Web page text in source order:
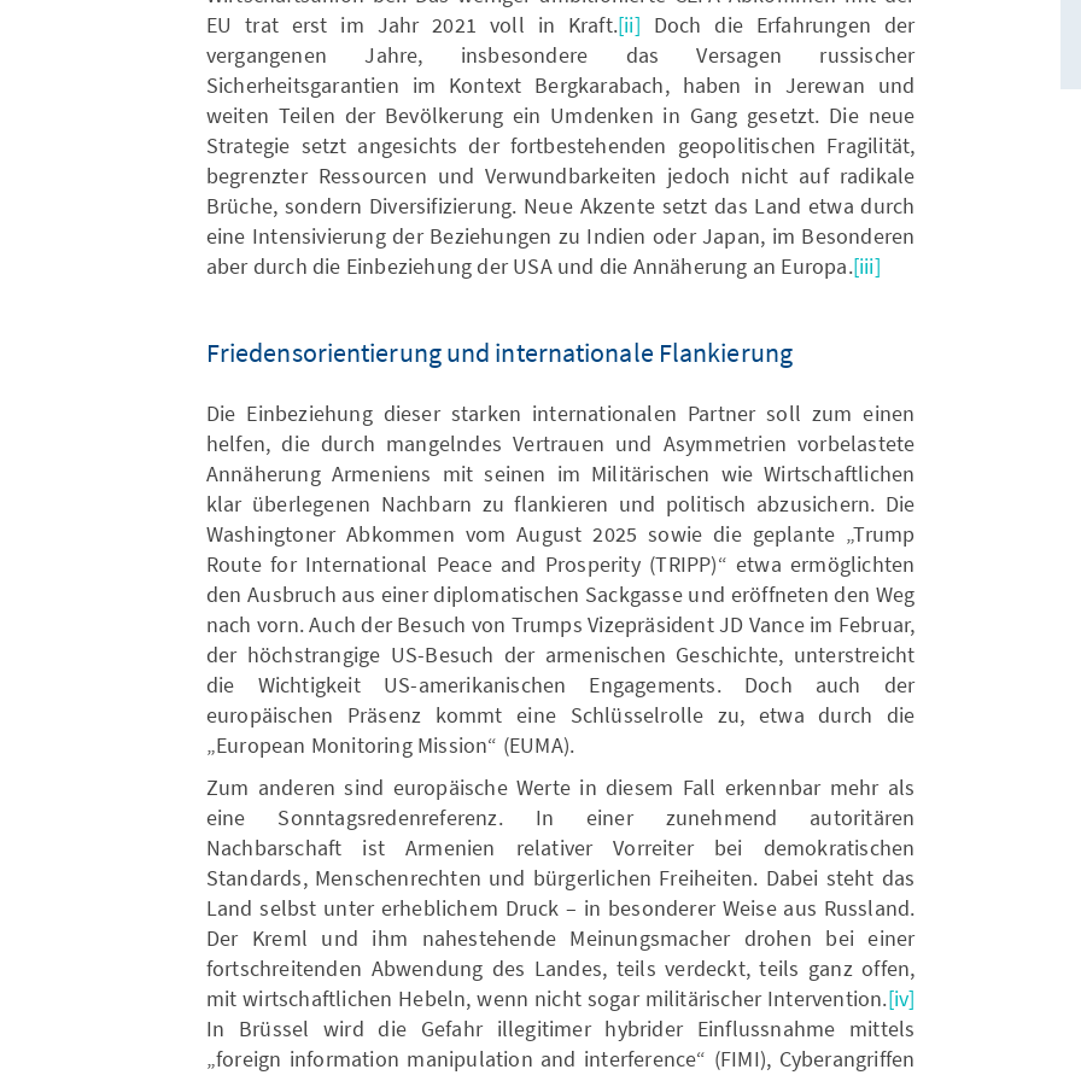
EU trat erst im Jahr 2021 voll in Kraft.[ii] Doch die Erfahrungen der
vergangenen Jahre, insbesondere das Versagen russischer
Sicherheitsgarantien im Kontext Bergkarabach, haben in Jerewan und
weiten Teilen der Bevölkerung ein Umdenken in Gang gesetzt. Die neue
Strategie setzt angesichts der fortbestehenden geopolitischen Fragilität,
begrenzter Ressourcen und Verwundbarkeiten jedoch nicht auf radikale
Brüche, sondern Diversifizierung. Neue Akzente setzt das Land etwa durch
eine Intensivierung der Beziehungen zu Indien oder Japan, im Besonderen
aber durch die Einbeziehung der USA und die Annäherung an Europa.[iii]
Friedensorientierung und internationale Flankierung
Die Einbeziehung dieser starken internationalen Partner soll zum einen
helfen, die durch mangelndes Vertrauen und Asymmetrien vorbelastete
Annäherung Armeniens mit seinen im Militärischen wie Wirtschaftlichen
klar überlegenen Nachbarn zu flankieren und politisch abzusichern. Die
Washingtoner Abkommen vom August 2025 sowie die geplante „Trump
Route for International Peace and Prosperity (TRIPP)“ etwa ermöglichten
den Ausbruch aus einer diplomatischen Sackgasse und eröffneten den Weg
nach vorn. Auch der Besuch von Trumps Vizepräsident JD Vance im Februar,
der höchstrangige US-Besuch der armenischen Geschichte, unterstreicht
die Wichtigkeit US-amerikanischen Engagements. Doch auch der
europäischen Präsenz kommt eine Schlüsselrolle zu, etwa durch die
„European Monitoring Mission“ (EUMA).
Zum anderen sind europäische Werte in diesem Fall erkennbar mehr als
eine Sonntagsredenreferenz. In einer zunehmend autoritären
Nachbarschaft ist Armenien relativer Vorreiter bei demokratischen
Standards, Menschenrechten und bürgerlichen Freiheiten. Dabei steht das
Land selbst unter erheblichem Druck – in besonderer Weise aus Russland.
Der Kreml und ihm nahestehende Meinungsmacher drohen bei einer
fortschreitenden Abwendung des Landes, teils verdeckt, teils ganz offen,
mit wirtschaftlichen Hebeln, wenn nicht sogar militärischer Intervention.[iv]
In Brüssel wird die Gefahr illegitimer hybrider Einflussnahme mittels
„foreign information manipulation and interference“ (FIMI), Cyberangriffen